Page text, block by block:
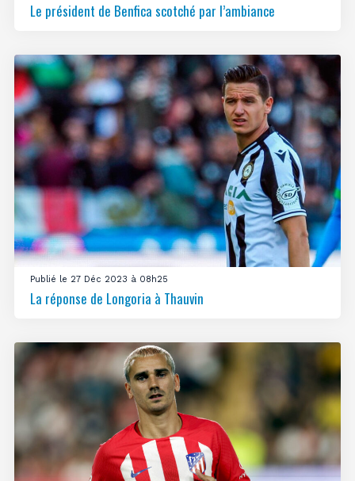
Le président de Benfica scotché par l’ambiance
Publié le 27 Déc 2023 à 08h25
La réponse de Longoria à Thauvin